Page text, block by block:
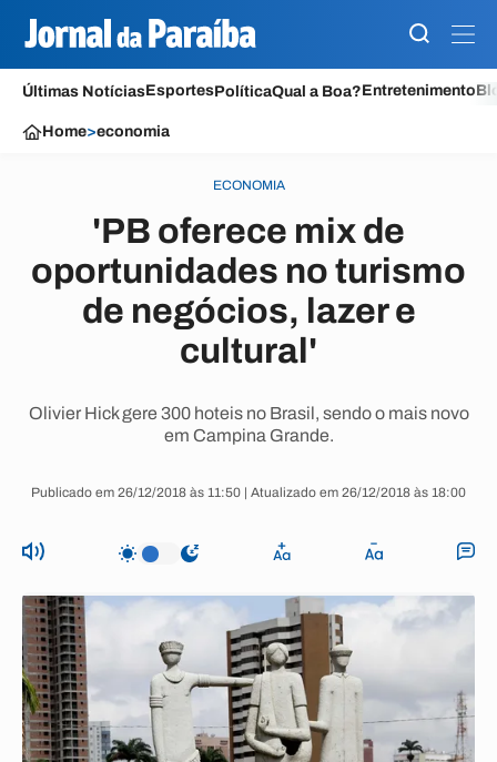
Últimas NotíciasEsportesPolíticaQual a Boa?Entretenimento
Home>economia
ECONOMIA
'PB oferece mix de
oportunidades no turismo
de negócios, lazer e
cultural'
Olivier Hick gere 300 hoteis no Brasil, sendo o mais novo
em Campina Grande.
Publicado em 26/12/2018 às 11:50 | Atualizado em 26/12/2018 às 18:00